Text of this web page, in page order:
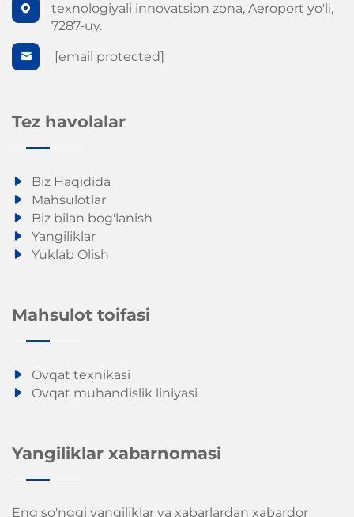
texnologiyali innovatsion zona, Aeroport yo'li,
7287-uy.
[email protected]
Tez havolalar
Biz Haqidida
Mahsulotlar
Biz bilan bog'lanish
Yangiliklar
Yuklab Olish
Mahsulot toifasi
Ovqat texnikasi
Ovqat muhandislik liniyasi
Yangiliklar xabarnomasi
Eng so'nggi yangiliklar va xabarlardan xabardor